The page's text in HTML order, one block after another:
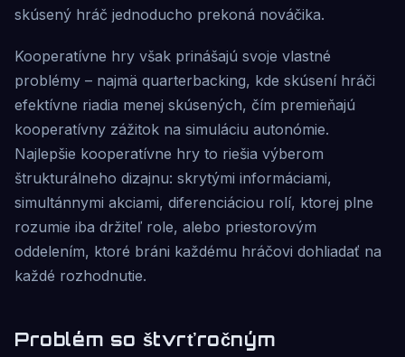
skúsený hráč jednoducho prekoná nováčika.
Kooperatívne hry však prinášajú svoje vlastné
problémy – najmä quarterbacking, kde skúsení hráči
efektívne riadia menej skúsených, čím premieňajú
kooperatívny zážitok na simuláciu autonómie.
Najlepšie kooperatívne hry to riešia výberom
štrukturálneho dizajnu: skrytými informáciami,
simultánnymi akciami, diferenciáciou rolí, ktorej plne
rozumie iba držiteľ role, alebo priestorovým
oddelením, ktoré bráni každému hráčovi dohliadať na
každé rozhodnutie.
Problém so štvrťročným